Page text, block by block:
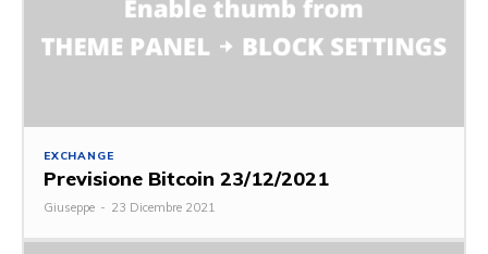
EXCHANGE
Previsione Bitcoin 23/12/2021
Giuseppe - 23 Dicembre 2021